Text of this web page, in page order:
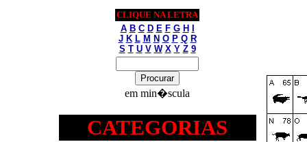
CLIQUE NA LETRA
A B C D E F G H
J K L M N O P Q R
S T U V W X Y Z 9
em min�scula
CATEGORIAS